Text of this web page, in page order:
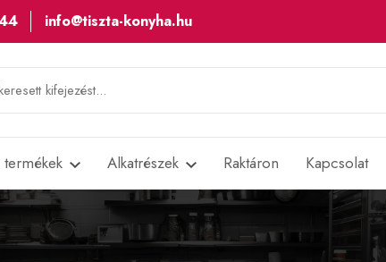
info@tiszta-konyha.hu
Alkatrészek Raktáron Kapcsolat